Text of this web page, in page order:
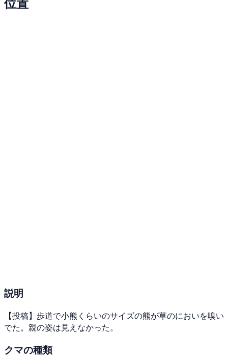
説明
【投稿】歩道で小熊くらいのサイズの熊が草のにおいを嗅い
でた。親の姿は見えなかった。
クマの種類